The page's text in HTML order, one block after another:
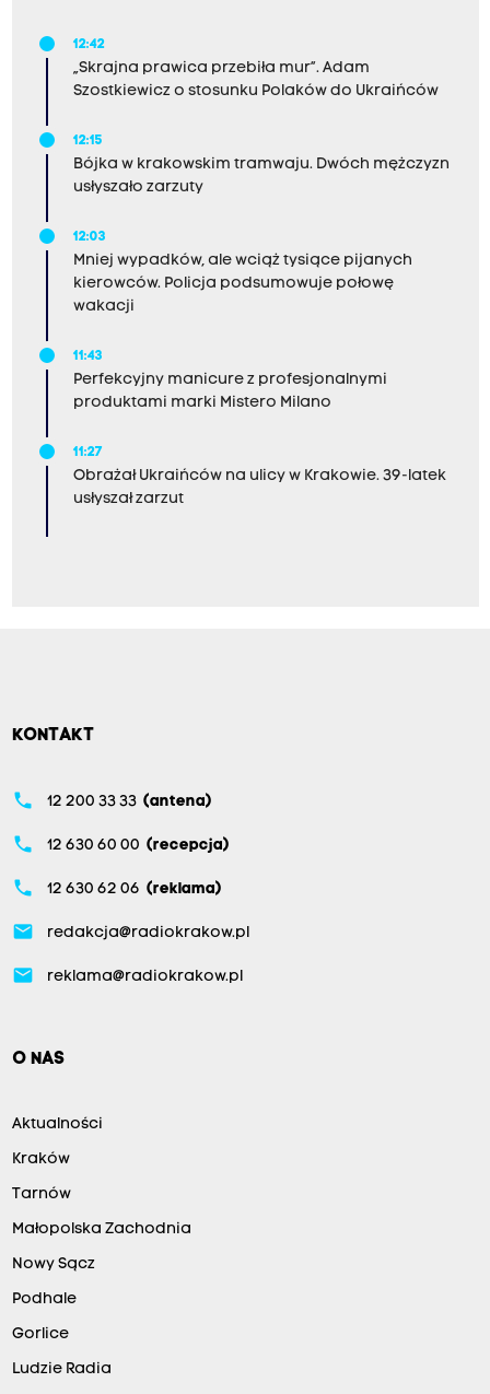
12:42
„Skrajna prawica przebiła mur”. Adam
Szostkiewicz o stosunku Polaków do Ukraińców
12:15
Bójka w krakowskim tramwaju. Dwóch mężczyzn
usłyszało zarzuty
12:03
Mniej wypadków, ale wciąż tysiące pijanych
kierowców. Policja podsumowuje połowę
wakacji
11:43
Perfekcyjny manicure z profesjonalnymi
produktami marki Mistero Milano
11:27
Obrażał Ukraińców na ulicy w Krakowie. 39-latek
usłyszał zarzut
KONTAKT
phone 12 200 33 33 (antena)
phone 12 630 60 00 (recepcja)
phone 12 630 62 06 (reklama)
email redakcja@radiokrakow.pl
email reklama@radiokrakow.pl
O NAS
Aktualności
Kraków
Tarnów
Małopolska Zachodnia
Nowy Sącz
Podhale
Gorlice
Ludzie Radia